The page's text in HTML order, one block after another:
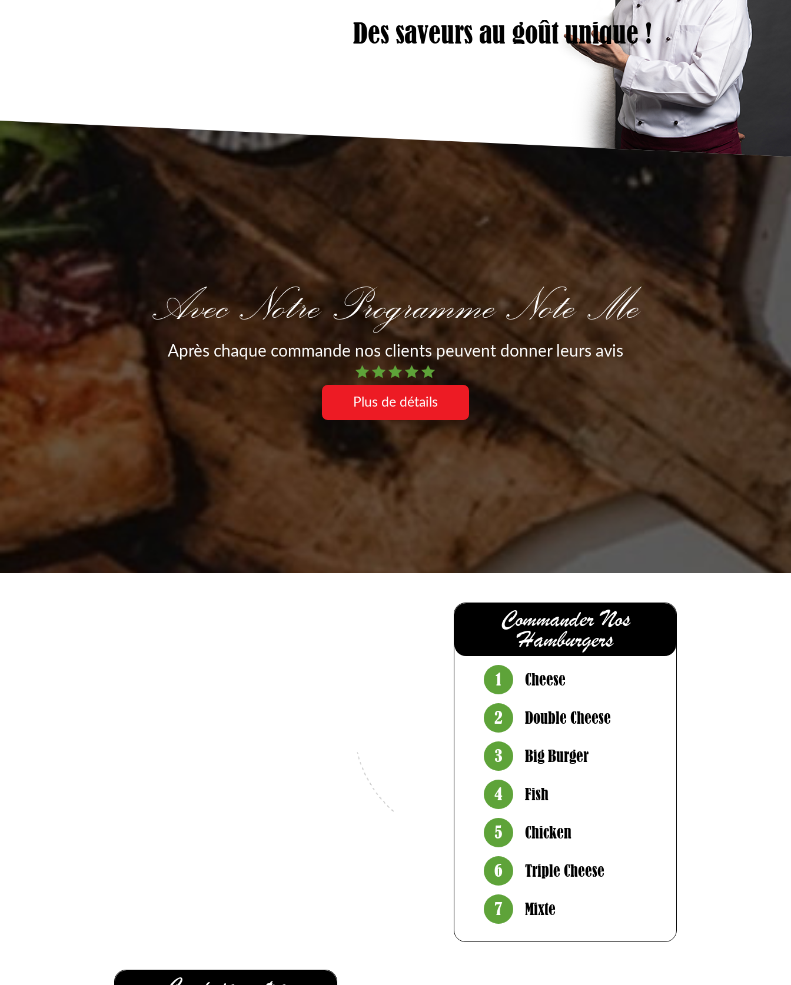
Des saveurs au goût unique !
Avec Notre Programme Note Me
Après chaque commande nos clients peuvent donner leurs avis
Plus de détails
Commander Nos
Hamburgers
1 Cheese
2 Double Cheese
3 Big Burger
4 Fish
5 Chicken
6 Triple Cheese
7 Mixte